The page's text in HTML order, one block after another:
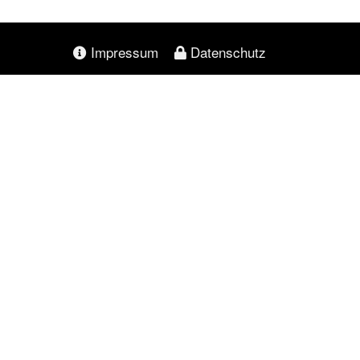
Impressum Datenschutz